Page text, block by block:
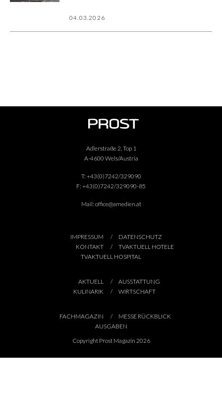
04.03.2026
Adlerstraße 2, Top 1
A-4600 Wels/Austria
T: +43(0)7242/329090
F: +43(0)7242/329090-85
Mail: office@amedien.at
IMPRESSUM
DATENSCHUTZ
KONTAKT
TVAKTUELL HOTELE
TVAKTUELL HOSPITAL
AKTUELL
AUSSTATTUNG
KULINARIK
WIRTSCHAFT
FACHMAGAZIN
MESSE RÜCKBLICK
AUSGABEN
Copyright Prost Magazin 2026